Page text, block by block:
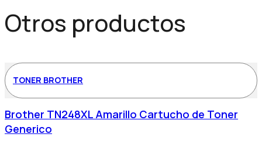
Otros productos
TONER BROTHER
Brother TN248XL Amarillo Cartucho de Toner
Generico